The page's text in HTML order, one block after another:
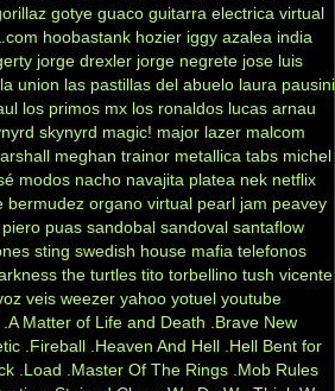
gotye guaco guitarra electrica virtual
hoobastank hozier iggy azalea india
jorge drexler jorge negrete jose luis
la union las pastillas del abuelo laura pausini
los primos mx los ronaldos lucas arnau
skynyrd magic! major lazer malcom
meghan trainor metallica tabs michel
modos nacho navajita platea nek netflix
bermudez organo virtual pearl jam peavey
piero puas sandobal sandoval santaflow
sting swedish house mafia telefonos
the turtles tito torbellino tush vicente
veis weezer yahoo yotuel youtube
.A Matter of Life and Death
.Brave New
.Fireball .Heaven And Hell .Hell Bent for
.Load .Master Of The Rings .Mob Rules